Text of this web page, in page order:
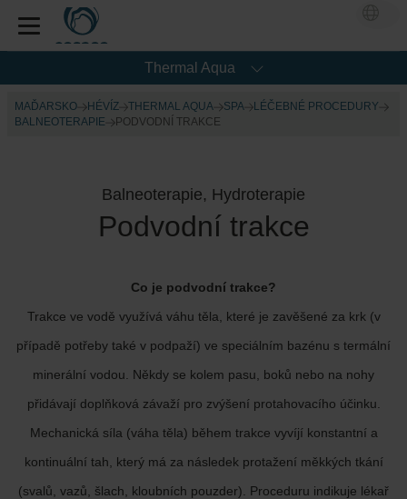
Thermal Aqua
MAĎARSKO HÉVÍZ THERMAL AQUA SPA
LÉČEBNÉ PROCEDURY
BALNEOTERAPIE
PODVODNÍ TRAKCE
Balneoterapie, Hydroterapie
Podvodní trakce
Co je podvodní trakce?
Trakce ve vodě využívá váhu těla, které je zavěšené za krk (v
případě potřeby také v podpaží) ve speciálním bazénu s termální
minerální vodou. Někdy se kolem pasu, boků nebo na nohy
přidávají doplňková závaží pro zvýšení protahovacího účinku.
Mechanická síla (váha těla) během trakce vyvíjí konstantní a
kontinuální tah, který má za následek protažení měkkých tkání
(svalů, vazů, šlach, kloubních pouzder). Proceduru indikuje lékař